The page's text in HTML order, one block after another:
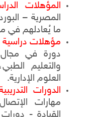
المؤهلات
المصرية –
ما يُعادلهم
مؤهلات دراسية
دورة في مجال
والتعليم
العلوم الإدارية.
الدورات
مهارات